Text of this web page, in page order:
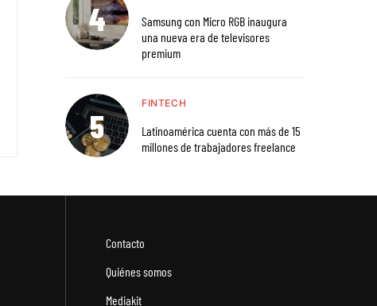
Samsung con Micro RGB inaugura
una nueva era de televisores
premium
FINTECH
Latinoamérica cuenta con más de 15
millones de trabajadores freelance
Contacto
Quiénes somos
Mediakit